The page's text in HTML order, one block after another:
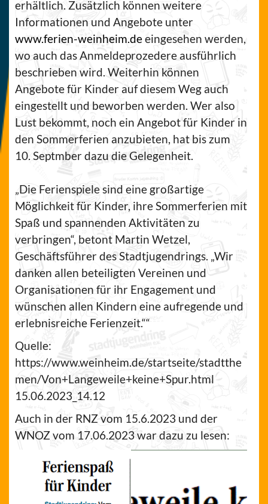
erhältlich. Zusätzlich können weitere
Informationen und Angebote unter
www.ferien-weinheim.deeingesehen werden,
wo auch das Anmeldeprozedere ausführlich
beschrieben wird. Weiterhin können
Angebote für Kinder auf diesem Weg auch
eingestellt und beworben werden. Wer also
Lust bekommt, noch ein Angebot für Kinder in
den Sommerferien anzubieten, hat bis zum
10. Septmber dazu die Gelegenheit.
„Die Ferienspiele sind eine großartige
Möglichkeit für Kinder, ihre Sommerferien mit
Spaß und spannenden Aktivitäten zu
verbringen“, betont Martin Wetzel,
Geschäftsführer des Stadtjugendrings. „Wir
danken allen beteiligten Vereinen und
Organisationen für ihr Engagement und
wünschen allen Kindern eine aufregende und
erlebnisreiche Ferienzeit.““
Quelle:
https://www.weinheim.de/startseite/stadtthe
men/Von+Langeweile+keine+Spur.html
15.06.2023_14.12
Auch in der RNZ vom 15.6.2023 und der
WNOZ vom 17.06.2023 war dazu zu lesen: